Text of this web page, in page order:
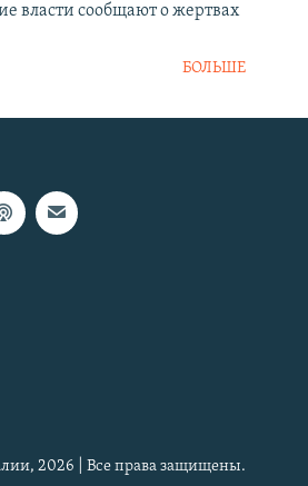
власти сообщают о жертвах
БОЛЬШЕ
2026 | Все права защищены.